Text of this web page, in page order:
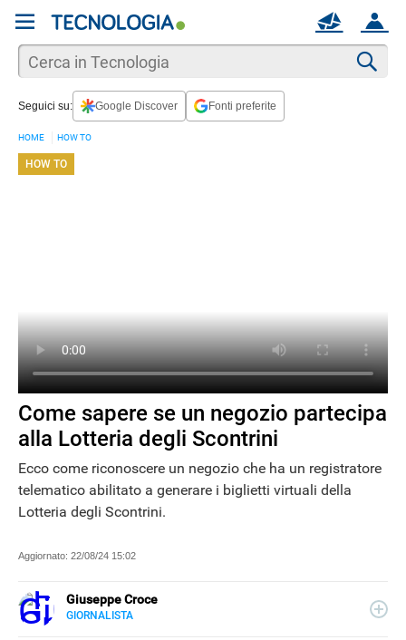
ACCOUNT
MAIL
Seguici su: Google Discover Fonti preferite
HOME HOW TO
HOW TO
Come sapere se un negozio partecipa
alla Lotteria degli Scontrini
Ecco come riconoscere un negozio che ha un registratore
telematico abilitato a generare i biglietti virtuali della
Lotteria degli Scontrini.
Aggiornato: 22/08/24 15:02
Giuseppe Croce
GIORNALISTA